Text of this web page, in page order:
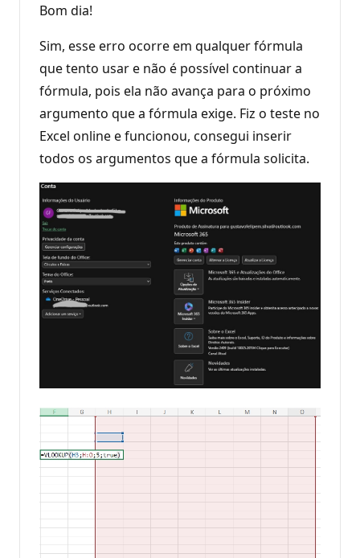
Bom dia!
Sim, esse erro ocorre em qualquer fórmula
que tento usar e não é possível continuar a
fórmula, pois ela não avança para o próximo
argumento que a fórmula exige. Fiz o teste no
Excel online e funcionou, consegui inserir
todos os argumentos que a fórmula solicita.